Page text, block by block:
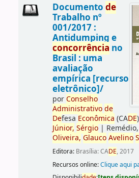
Documento de
Trabalho nº
001/2017 :
Antidumping e
concorrência no
Brasil : uma
avaliação
empírica [recurso
eletrônico]/
porConselho
Administrativo de
Defesa Econômica (CADE)
Júnior, Sérgio|
Oliveira, Glauco Avelino
Editora: Brasília: CADE, 2017
Recursos online:Clique aqui